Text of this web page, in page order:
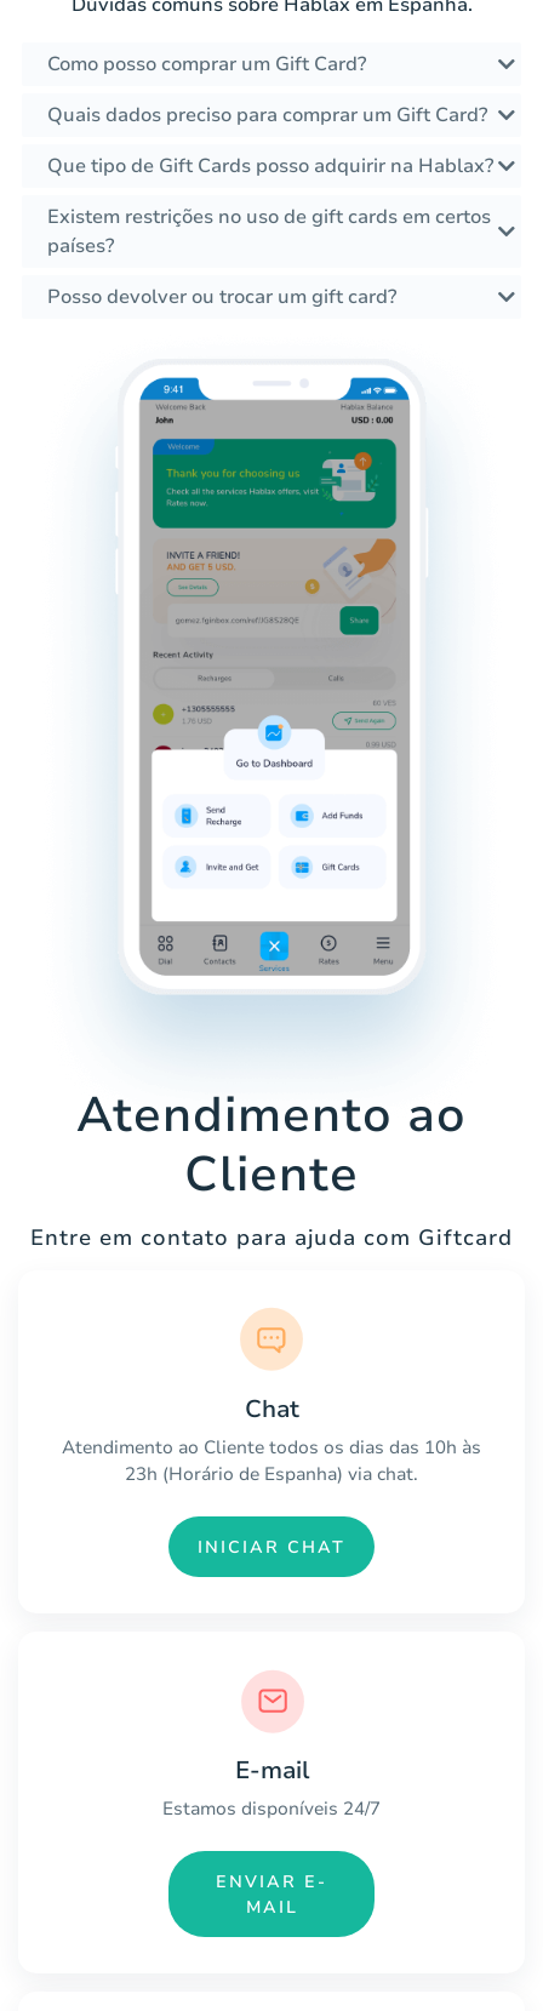
Como posso comprar um Gift Card?
Quais dados preciso para comprar um Gift Card?
Que tipo de Gift Cards posso adquirir na Hablax?
Existem restrições no uso de gift cards em certos
países?
Posso devolver ou trocar um gift card?
Atendimento ao
Cliente
Entre em contato para ajuda com Giftcard
Chat
Atendimento ao Cliente todos os dias das 10h às
23h (Horário de Espanha) via chat.
INICIAR CHAT
E-mail
Estamos disponíveis 24/7
ENVIAR E-
MAIL